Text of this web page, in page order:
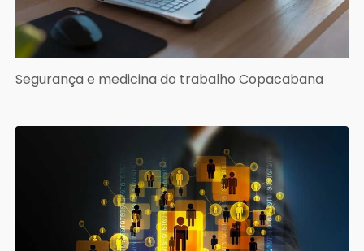
Segurança e medicina do trabalho Copacabana